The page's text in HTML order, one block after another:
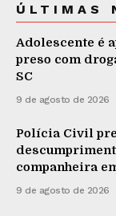
ÚLTIMAS
Adolescente é
preso com
SC
9 de agosto de 2026
Polícia Civil
companheira
9 de agosto de 2026